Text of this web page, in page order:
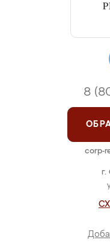
г.
8
corp-